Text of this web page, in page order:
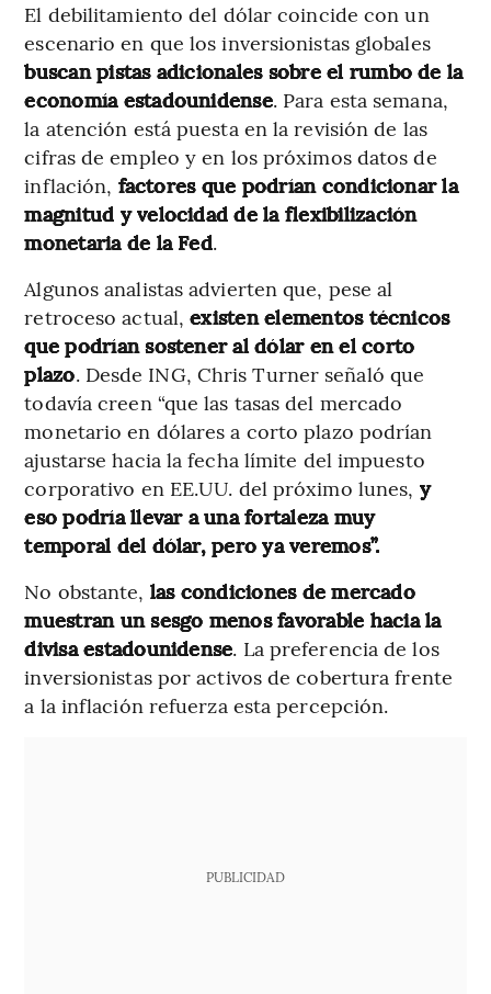
El debilitamiento del dólar coincide con un
escenario en que los inversionistas globales
buscan pistas adicionales sobre el rumbo de la
economía estadounidense. Para esta semana,
la atención está puesta en la revisión de las
cifras de empleo y en los próximos datos de
inflación, factores que podrían condicionar la
magnitud y velocidad de la flexibilización
monetaria de la Fed.
Algunos analistas advierten que, pese al
retroceso actual,existen elementos técnicos
que podrían sostener al dólar en el corto
plazo. Desde ING, Chris Turner señaló que
todavía creen “que las tasas del mercado
monetario en dólares a corto plazo podrían
ajustarse hacia la fecha límite del impuesto
corporativo en EE.UU. del próximo lunes, y
eso podría llevar a una fortaleza muy
temporal del dólar, pero ya veremos”.
No obstante, las condiciones de mercado
muestran un sesgo menos favorable hacia la
divisa estadounidense. La preferencia de los
inversionistas por activos de cobertura frente
a la inflación refuerza esta percepción.
PUBLICIDAD